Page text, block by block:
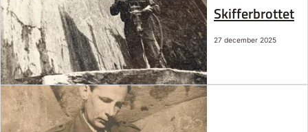
Skifferbrottet
27 december 2025